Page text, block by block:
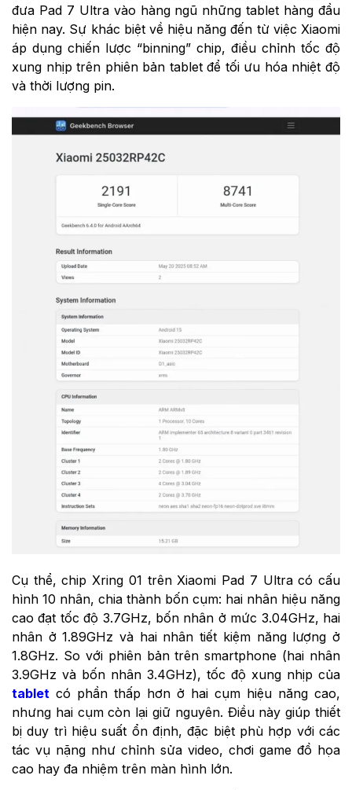
đưa Pad 7 Ultra vào hàng ngũ những tablet hàng đầu
hiện nay. Sự khác biệt về hiệu năng đến từ việc Xiaomi
áp dụng chiến lược “binning” chip, điều chỉnh tốc độ
xung nhịp trên phiên bản tablet để tối ưu hóa nhiệt độ
và thời lượng pin.
Cụ thể, chip Xring 01 trên Xiaomi Pad 7 Ultra có cấu
hình 10 nhân, chia thành bốn cụm: hai nhân hiệu năng
cao đạt tốc độ 3.7GHz, bốn nhân ở mức 3.04GHz, hai
nhân ở 1.89GHz và hai nhân tiết kiệm năng lượng ở
1.8GHz. So với phiên bản trên smartphone (hai nhân
3.9GHz và bốn nhân 3.4GHz), tốc độ xung nhịp của
tablet có phần thấp hơn ở hai cụm hiệu năng cao,
nhưng hai cụm còn lại giữ nguyên. Điều này giúp thiết
bị duy trì hiệu suất ổn định, đặc biệt phù hợp với các
tác vụ nặng như chỉnh sửa video, chơi game đồ họa
cao hay đa nhiệm trên màn hình lớn.